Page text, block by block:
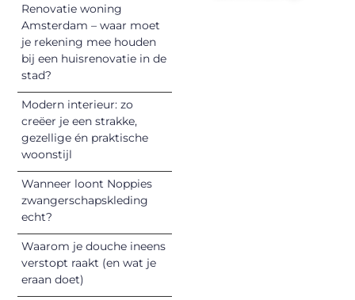
Renovatie woning
Amsterdam – waar moet
je rekening mee houden
bij een huisrenovatie in de
stad?
Modern interieur: zo
creëer je een strakke,
gezellige én praktische
woonstijl
Wanneer loont Noppies
zwangerschapskleding
echt?
Waarom je douche ineens
verstopt raakt (en wat je
eraan doet)